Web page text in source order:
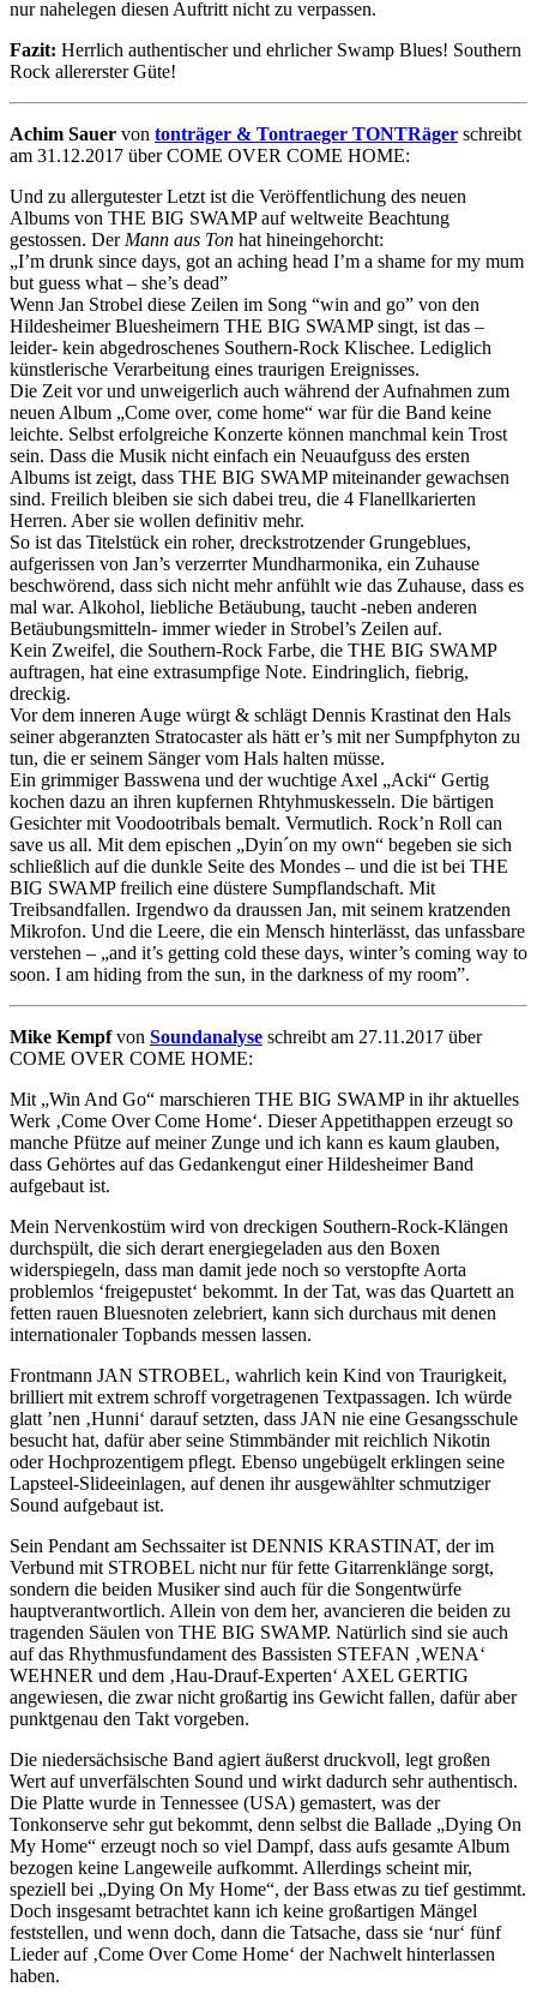
nur nahelegen diesen Auftritt nicht zu verpassen.
Fazit: Herrlich authentischer und ehrlicher Swamp Blues! Southern
Rock allererster Güte!
Achim Sauer von tonträger & Tontraeger TONTRäger schreibt
am 31.12.2017 über COME OVER COME HOME:
Und zu allergutester Letzt ist die Veröffentlichung des neuen
Albums von THE BIG SWAMP auf weltweite Beachtung
gestossen. Der Mann aus Ton hat hineingehorcht:
„I’m drunk since days, got an aching head I’m a shame for my mum
but guess what – she’s dead”
Wenn Jan Strobel diese Zeilen im Song “win and go” von den
Hildesheimer Bluesheimern THE BIG SWAMP singt, ist das –
leider- kein abgedroschenes Southern-Rock Klischee. Lediglich
künstlerische Verarbeitung eines traurigen Ereignisses.
Die Zeit vor und unweigerlich auch während der Aufnahmen zum
neuen Album „Come over, come home“ war für die Band keine
leichte. Selbst erfolgreiche Konzerte können manchmal kein Trost
sein. Dass die Musik nicht einfach ein Neuaufguss des ersten
Albums ist zeigt, dass THE BIG SWAMP miteinander gewachsen
sind. Freilich bleiben sie sich dabei treu, die 4 Flanellkarierten
Herren. Aber sie wollen definitiv mehr.
So ist das Titelstück ein roher, dreckstrotzender Grungeblues,
aufgerissen von Jan’s verzerrter Mundharmonika, ein Zuhause
beschwörend, dass sich nicht mehr anfühlt wie das Zuhause, dass es
mal war. Alkohol, liebliche Betäubung, taucht -neben anderen
Betäubungsmitteln- immer wieder in Strobel’s Zeilen auf.
Kein Zweifel, die Southern-Rock Farbe, die THE BIG SWAMP
auftragen, hat eine extrasumpfige Note. Eindringlich, fiebrig,
dreckig.
Vor dem inneren Auge würgt & schlägt Dennis Krastinat den Hals
seiner abgeranzten Stratocaster als hätt er’s mit ner Sumpfphyton zu
tun, die er seinem Sänger vom Hals halten müsse.
Ein grimmiger Basswena und der wuchtige Axel „Acki“ Gertig
kochen dazu an ihren kupfernen Rhtyhmuskesseln. Die bärtigen
Gesichter mit Voodootribals bemalt. Vermutlich. Rock’n Roll can
save us all. Mit dem epischen „Dyin´on my own“ begeben sie sich
schließlich auf die dunkle Seite des Mondes – und die ist bei THE
BIG SWAMP freilich eine düstere Sumpflandschaft. Mit
Treibsandfallen. Irgendwo da draussen Jan, mit seinem kratzenden
Mikrofon. Und die Leere, die ein Mensch hinterlässt, das unfassbare
verstehen – „and it’s getting cold these days, winter’s coming way to
soon. I am hiding from the sun, in the darkness of my room”.
Mike Kempfvon Soundanalyse schreibt am 27.11.2017 über
COME OVER COME HOME:
Mit „Win And Go“ marschieren THE BIG SWAMP in ihr aktuelles
Werk ‚Come Over Come Home‘. Dieser Appetithappen erzeugt so
manche Pfütze auf meiner Zunge und ich kann es kaum glauben,
dass Gehörtes auf das Gedankengut einer Hildesheimer Band
aufgebaut ist.
Mein Nervenkostüm wird von dreckigen Southern-Rock-Klängen
durchspült, die sich derart energiegeladen aus den Boxen
widerspiegeln, dass man damit jede noch so verstopfte Aorta
problemlos ‘freigepustet‘ bekommt. In der Tat, was das Quartett an
fetten rauen Bluesnoten zelebriert, kann sich durchaus mit denen
internationaler Topbands messen lassen.
Frontmann JAN STROBEL, wahrlich kein Kind von Traurigkeit,
brilliert mit extrem schroff vorgetragenen Textpassagen. Ich würde
glatt ’nen ‚Hunni‘ darauf setzten, dass JAN nie eine Gesangsschule
besucht hat, dafür aber seine Stimmbänder mit reichlich Nikotin
oder Hochprozentigem pflegt. Ebenso ungebügelt erklingen seine
Lapsteel-Slideeinlagen, auf denen ihr ausgewählter schmutziger
Sound aufgebaut ist.
Sein Pendant am Sechssaiter ist DENNIS KRASTINAT, der im
Verbund mit STROBEL nicht nur für fette Gitarrenklänge sorgt,
sondern die beiden Musiker sind auch für die Songentwürfe
hauptverantwortlich. Allein von dem her, avancieren die beiden zu
tragenden Säulen von THE BIG SWAMP. Natürlich sind sie auch
auf das Rhythmusfundament des Bassisten STEFAN ‚WENA‘
WEHNER und dem ‚Hau-Drauf-Experten‘ AXEL GERTIG
angewiesen, die zwar nicht großartig ins Gewicht fallen, dafür aber
punktgenau den Takt vorgeben.
Die niedersächsische Band agiert äußerst druckvoll, legt großen
Wert auf unverfälschten Sound und wirkt dadurch sehr authentisch.
Die Platte wurde in Tennessee (USA) gemastert, was der
Tonkonserve sehr gut bekommt, denn selbst die Ballade „Dying On
My Home“ erzeugt noch so viel Dampf, dass aufs gesamte Album
bezogen keine Langeweile aufkommt. Allerdings scheint mir,
speziell bei „Dying On My Home“, der Bass etwas zu tief gestimmt.
Doch insgesamt betrachtet kann ich keine großartigen Mängel
feststellen, und wenn doch, dann die Tatsache, dass sie ‘nur‘ fünf
Lieder auf ‚Come Over Come Home‘ der Nachwelt hinterlassen
haben.